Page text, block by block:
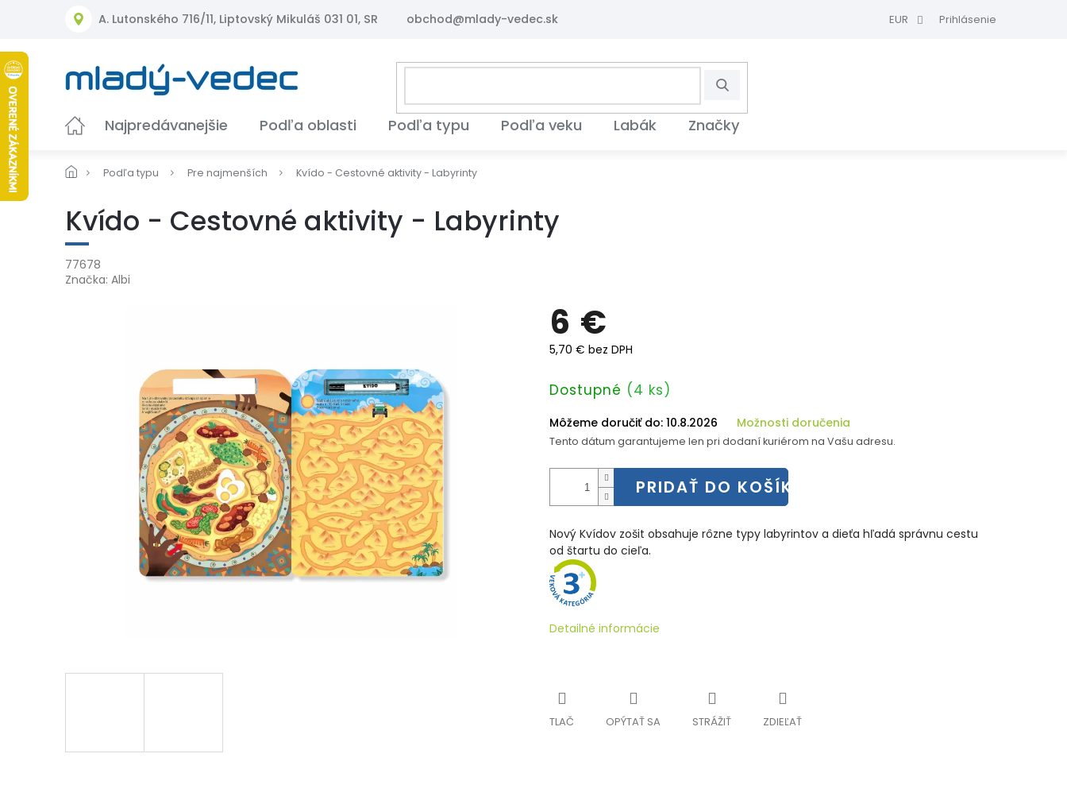
A. Lutonského 716/11, Liptovský Mikuláš 031 01, SR obchod@mlady-vedec.sk EUR Prihlásenie
Hľadať
Najpredávanejšie Podľa oblasti Podľa typu Podľa veku Labák Značky
Podľa typu Pre najmenších Kvído - Cestovné aktivity - Labyrinty
Kvído - Cestovné aktivity - Labyrinty
77678
Značka: Albi
6 €
5,70 € bez DPH
Jednotková
Dostupné (4 ks)
Môžeme doručiť do: 10.8.2026 Možnosti doručenia
Tento dátum garantujeme len pri dodaní kuriérom na Vašu adresu.
PRIDAŤ DO KOŠÍKA
Nový Kvídov zošit obsahuje rôzne typy labyrintov a dieťa hľadá správnu cestu
od štartu do cieľa.
Detailné informácie
TLAČ OPÝTAŤ SA STRÁŽIŤ ZDIEĽAŤ